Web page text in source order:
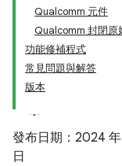
Qualcomm 元件
Qualcomm 封閉原
功能修補程式
常見問題與解答
版本
發布日期：2024
日